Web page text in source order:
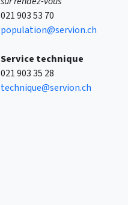
021 903 53 70
population@servion.ch
Service technique
021 903 35 28
technique@servion.ch